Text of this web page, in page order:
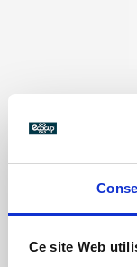
Ce site Web